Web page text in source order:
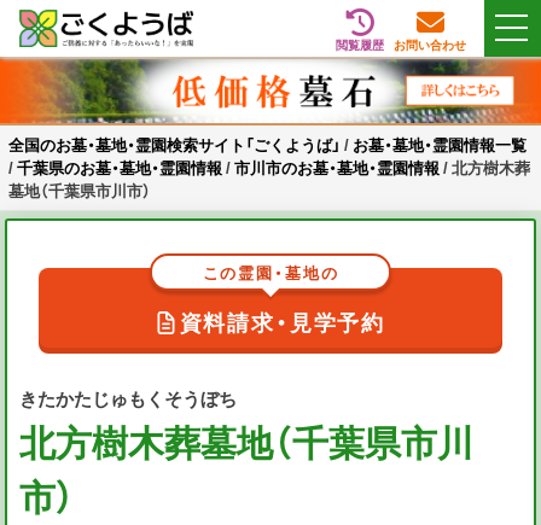
Skip
content
全国のお墓・墓地・霊園検索サイト「ごくようば」
ご供養をもっと身近に
閲覧履歴 お問い合わせ
全国のお墓・墓地・霊園検索サイト「ごくようば」 / お墓・墓地・霊園情報一覧
/千葉県のお墓・墓地・霊園情報 /市川市のお墓・墓地・霊園情報 /北方樹木葬
墓地（千葉県市川市）
きたかたじゅもくそうぼち
北方樹木葬墓地（千葉県市川
市）
この霊園・墓地の
資料請求・見学予約